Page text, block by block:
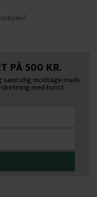
PÅ 500 KR.
samtidig modtage mails
med kunst.